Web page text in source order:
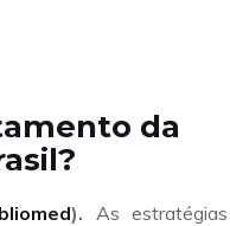
da
). As